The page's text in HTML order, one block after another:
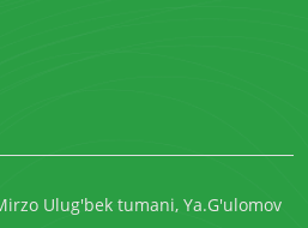
Ulug'bek tumani, Ya.G'ulomov